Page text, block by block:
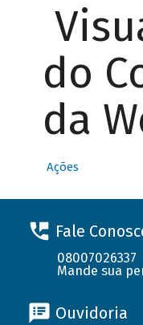
do
da
Ações
Fale
08007026337
Mande sua
Ouvidoria